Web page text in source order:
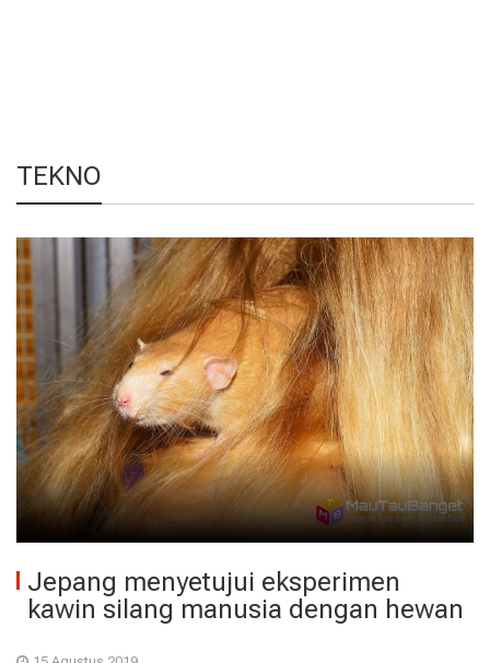
TEKNO
Jepang menyetujui eksperimen
kawin silang manusia dengan hewan